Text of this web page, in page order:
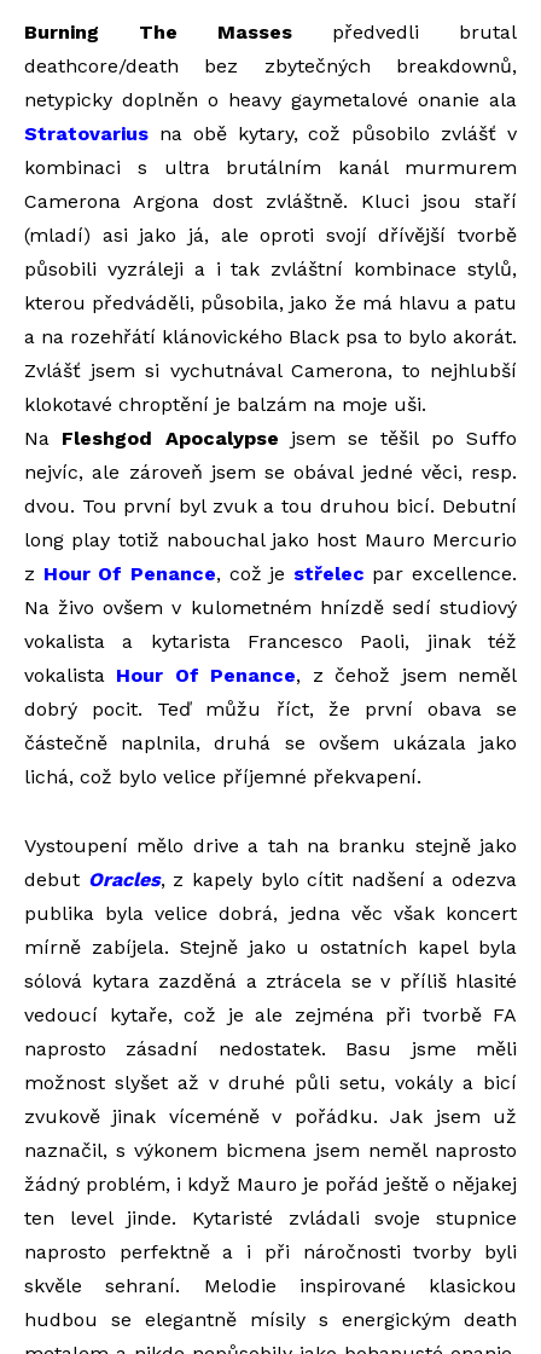
Burning The Masses předvedli brutal
deathcore/death bez zbytečných breakdownů,
netypicky doplněn o heavy gaymetalové onanie ala
Stratovarius na obě kytary, což působilo zvlášť v
kombinaci s ultra brutálním kanál murmurem
Camerona Argona dost zvláštně. Kluci jsou staří
(mladí) asi jako já, ale oproti svojí dřívější tvorbě
působili vyzráleji a i tak zvláštní kombinace stylů,
kterou předváděli, působila, jako že má hlavu a patu
a na rozehřátí klánovického Black psa to bylo akorát.
Zvlášť jsem si vychutnával Camerona, to nejhlubší
klokotavé chroptění je balzám na moje uši.
Na Fleshgod Apocalypse jsem se těšil po Suffo
nejvíc, ale zároveň jsem se obával jedné věci, resp.
dvou. Tou první byl zvuk a tou druhou bicí. Debutní
long play totiž nabouchal jako host Mauro Mercurio
z Hour Of Penance, což je střelec par excellence.
Na živo ovšem v kulometném hnízdě sedí studiový
vokalista a kytarista Francesco Paoli, jinak též
vokalista Hour Of Penance, z čehož jsem neměl
dobrý pocit. Teď můžu říct, že první obava se
částečně naplnila, druhá se ovšem ukázala jako
lichá, což bylo velice příjemné překvapení.
Vystoupení mělo drive a tah na branku stejně jako
debut Oracles, z kapely bylo cítit nadšení a odezva
publika byla velice dobrá, jedna věc však koncert
mírně zabíjela. Stejně jako u ostatních kapel byla
sólová kytara zazděná a ztrácela se v příliš hlasité
vedoucí kytaře, což je ale zejména při tvorbě FA
naprosto zásadní nedostatek. Basu jsme měli
možnost slyšet až v druhé půli setu, vokály a bicí
zvukově jinak víceméně v pořádku. Jak jsem už
naznačil, s výkonem bicmena jsem neměl naprosto
žádný problém, i když Mauro je pořád ještě o nějakej
ten level jinde. Kytaristé zvládali svoje stupnice
naprosto perfektně a i při náročnosti tvorby byli
skvěle sehraní. Melodie inspirované klasickou
hudbou se elegantně mísily s energickým death